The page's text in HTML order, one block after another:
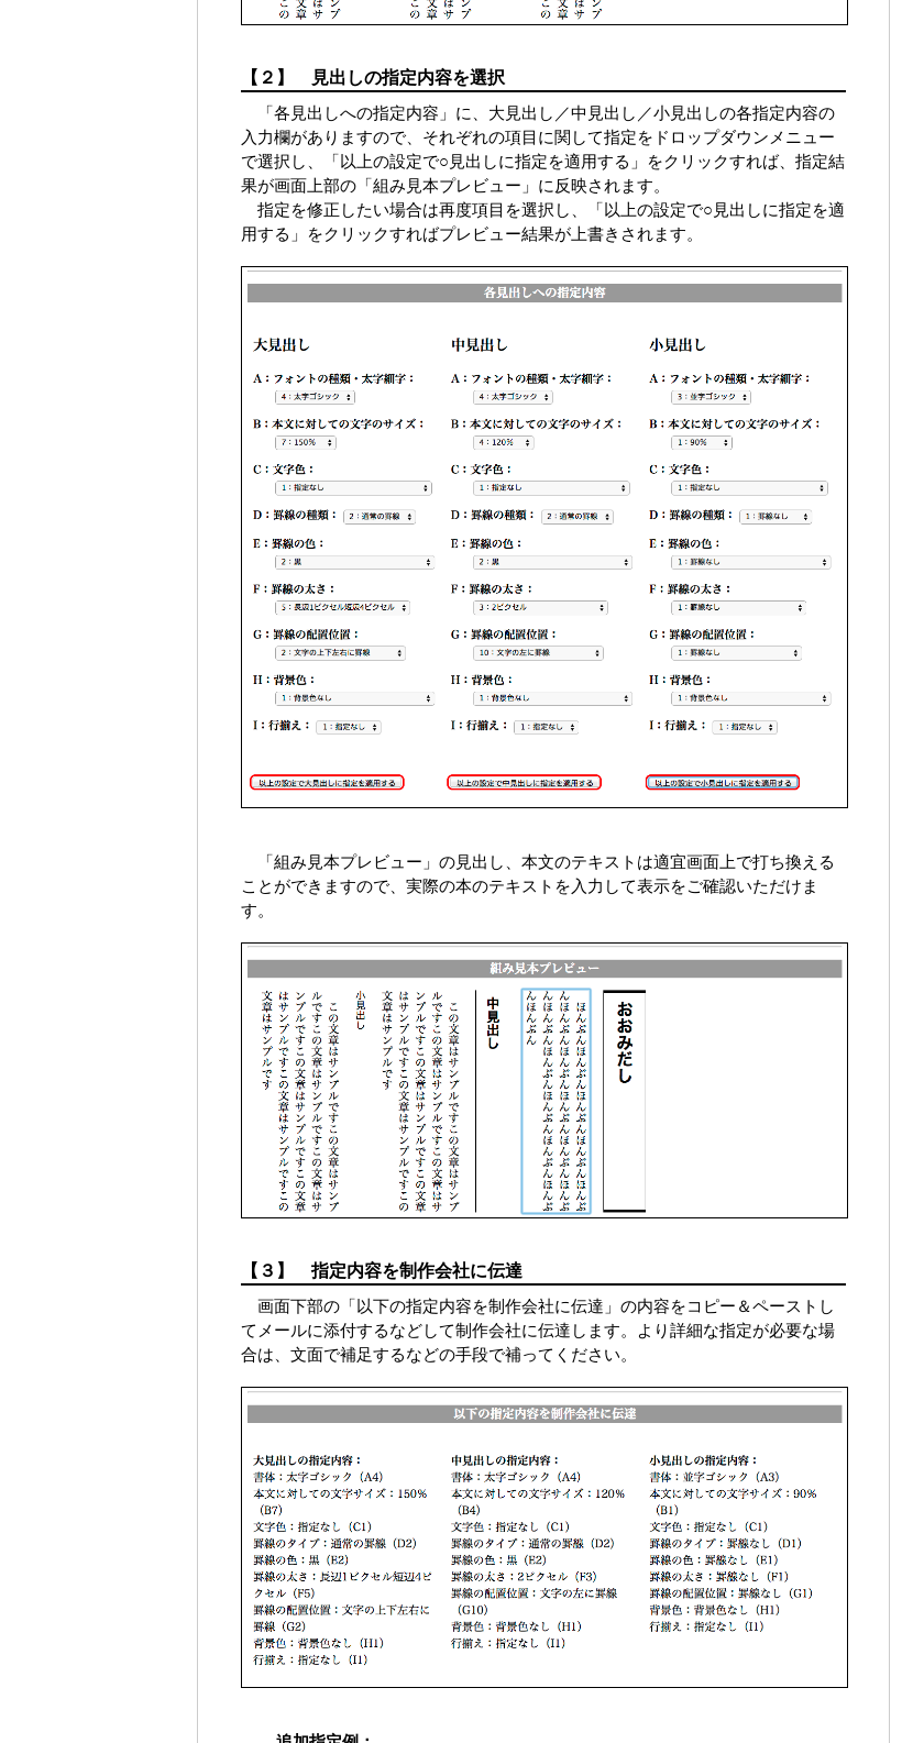
【２】 見出しの指定内容を選択
「各見出しへの指定内容」に、大見出し／中見出し／小見出しの各指定内容の
入力欄がありますので、それぞれの項目に関して指定をドロップダウンメニュー
で選択し、「以上の設定で○見出しに指定を適用する」をクリックすれば、指定結
果が画面上部の「組み見本プレビュー」に反映されます。
指定を修正したい場合は再度項目を選択し、「以上の設定で○見出しに指定を適
用する」をクリックすればプレビュー結果が上書きされます。
「組み見本プレビュー」の見出し、本文のテキストは適宜画面上で打ち換える
ことができますので、実際の本のテキストを入力して表示をご確認いただけま
す。
【３】 指定内容を制作会社に伝達
画面下部の「以下の指定内容を制作会社に伝達」の内容をコピー＆ペーストし
てメールに添付するなどして制作会社に伝達します。より詳細な指定が必要な場
合は、文面で補足するなどの手段で補ってください。